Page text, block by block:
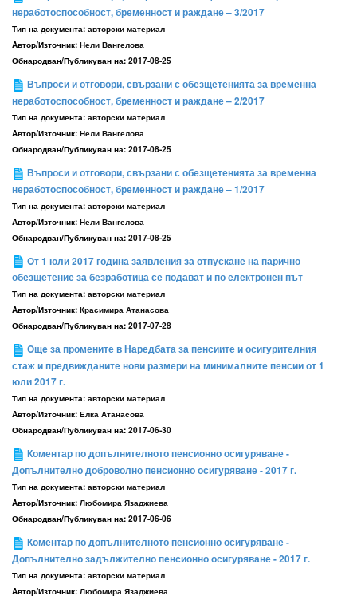
неработоспособност, бременност и раждане – 3/2017
Тип на документа: авторски материал
Aвтор/Източник: Нели Вангелова
Обнародван/Публикуван на: 2017-08-25
Въпроси и отговори, свързани с обезщетенията за временна
неработоспособност, бременност и раждане – 2/2017
Тип на документа: авторски материал
Aвтор/Източник: Нели Вангелова
Обнародван/Публикуван на: 2017-08-25
Въпроси и отговори, свързани с обезщетенията за временна
неработоспособност, бременност и раждане – 1/2017
Тип на документа: авторски материал
Aвтор/Източник: Нели Вангелова
Обнародван/Публикуван на: 2017-08-25
Oт 1 юли 2017 година заявления за отпускане на парично
обезщетение за безработица се подават и по електронен път
Тип на документа: авторски материал
Aвтор/Източник: Красимира Атанасова
Обнародван/Публикуван на: 2017-07-28
Oще за промените в Наредбата за пенсиите и осигурителния
стаж и предвижданите нови размери на минималните пенсии от 1
юли 2017 г.
Тип на документа: авторски материал
Aвтор/Източник: Елка Атанасова
Обнародван/Публикуван на: 2017-06-30
Коментар по допълнителното пенсионно осигуряване -
Допълнително доброволно пенсионно осигуряване - 2017 г.
Тип на документа: авторски материал
Aвтор/Източник: Любомира Язаджиева
Обнародван/Публикуван на: 2017-06-06
Коментар по допълнителното пенсионно осигуряване -
Допълнително задължително пенсионно осигуряване - 2017 г.
Тип на документа: авторски материал
Aвтор/Източник: Любомира Язаджиева